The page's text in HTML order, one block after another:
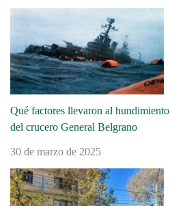
Qué factores llevaron al hundimiento
del crucero General Belgrano
30 de marzo de 2025